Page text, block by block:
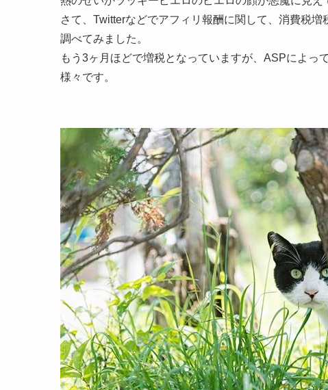
さて、Twitterなどでアフィリ報酬に関して、消費税
調べてみました。
もう3ヶ月ほどで増税となっていますが、ASPによっ
様々です。